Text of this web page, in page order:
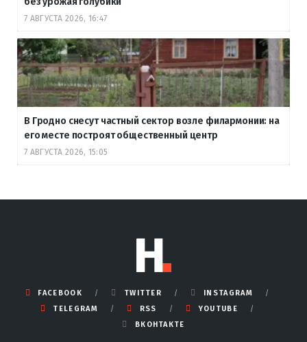
7 АВГУСТА 2026, 16:47
В Гродно снесут частный сектор возле филармонии: на
его месте построят общественный центр
7 АВГУСТА 2026, 15:05
FACEBOOK TWITTER
INSTAGRAM
TELEGRAM
RSS
YOUTUBE
ВКОНТАКТЕ